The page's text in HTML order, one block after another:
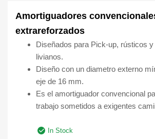
Amortiguadores
extrareforzados
Diseñados para Pick-up, rústicos
livianos.
Diseño con un diametro externo
eje de 16 mm.
Es el amortiguador convencional
trabajo sometidos a exigentes
In Stock